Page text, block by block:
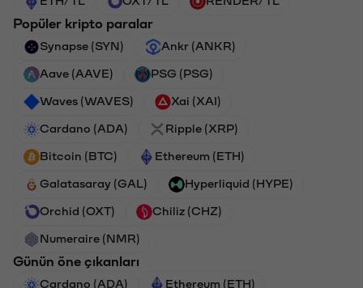
Popüler kripto paralar
Synapse (SYN) Ankr (ANKR)
Aave (AAVE) PSG (PSG)
Waves (WAVES) Xai (XAI)
Cardano (ADA) Ripple (XRP)
Bitcoin (BTC) Ethereum (ETH)
Galatasaray (GAL) Hyperliquid (HYPE)
Orchid (OXT) Chiliz (CHZ)
Numeraire (NMR)
Günün öne çıkanları
Cardano (ADA) Ethereum (ETH)